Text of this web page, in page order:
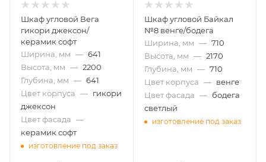
Шкаф угловой Вега
гикори джексон/
керамик софт
Ширина, мм — 641
Высота, мм — 2200
Глубина, мм — 641
Цвет корпуса — гикори
джексон
Цвет фасада —
керамик софт
изготовление под заказ
Шкаф угловой Байкал
№8 венге/бодега
Ширина, мм — 710
Высота, мм — 2170
Глубина, мм — 710
Цвет корпуса — венге
Цвет фасада — бодега
светлый
изготовление под заказ